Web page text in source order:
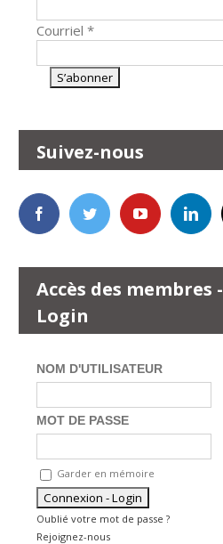
Courriel *
Suivez-nous
Accès des membres -
Login
NOM D'UTILISATEUR
MOT DE PASSE
Garder en mémoire
Oublié votre mot de passe ?
Rejoignez-nous